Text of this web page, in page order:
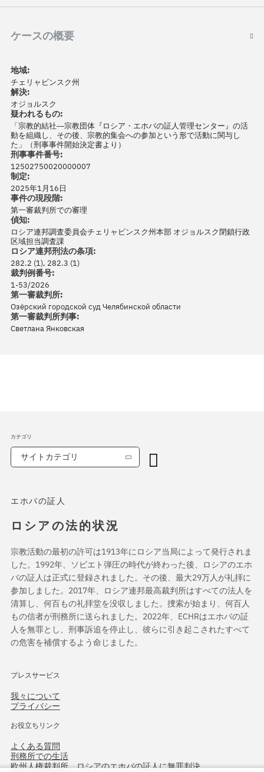
ケースの概要
地域:
チェリャビンスク州
解決:
オジョルスク
疑われるもの:
「宗教的結社―宗教団体『ロシア・エホバの証人管理センター』の活
動を組織し、その後、宗教的集会への参加という形で活動に関与し
た」（刑事事件開始決定書より）
刑事事件番号:
12502750020000007
制定:
2025年1月16日
事件の現段階:
第一審裁判所での審理
偵知:
ロシア連邦調査委員会チェリャビンスク州本部 オジョルスク閉鎖行政
区域担当調査課
ロシア連邦刑法の条項:
282.2 (1), 282.3 (1)
裁判例番号:
1-53/2026
第一審裁判所:
Озёрский городской суд Челябинской области
第一審裁判所判事:
Светлана Янковская
エホバの証人
ロシアの法的状況
宗教活動の最初の許可は1913年にロシア当局によって発行されま
した。1992年、ソビエト弾圧の時代が終わった後、ロシアのエホ
バの証人は正式に登録されました。その後、最大29万人が礼拝に
参加しました。2017年、ロシア連邦最高裁判所はすべての法人を
清算し、何百もの礼拝堂を没収しました。捜索が始まり、何百人
もの信者が刑務所に送られました。2022年、ECHRはエホバの証
人を無罪とし、刑事訴追を停止し、彼らに引き起こされたすべて
の危害を補償するよう命じました。
プレスサービス
我々について
プライバシー
お役立ちリンク
よくある質問
刑務所での生活
欧州人権裁判所、ロシアのエホバの証人に無罪判決
カテゴリ
サイトカテゴリ